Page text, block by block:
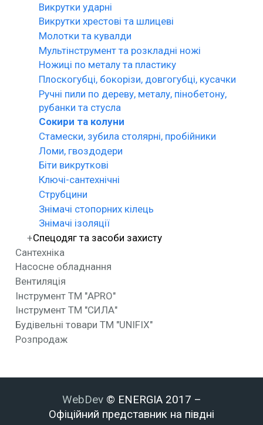
Викрутки ударні
Викрутки хрестові та шлицеві
Молотки та кувалди
Мультінструмент та розкладні ножі
Ножиці по металу та пластику
Плоскогубці, бокорізи, довгогубці, кусачки
Ручні пили по дереву, металу, пінобетону,
рубанки та стусла
Сокири та колуни
Стамески, зубила столярні, пробійники
Ломи, гвоздодери
Біти викруткові
Ключі-сантехнічні
Струбцини
Знімачі стопорних кілець
Знімачі ізоляції
Спецодяг та засоби захисту
Сантехніка
Насосне обладнання
Вентиляція
Інструмент ТМ "APRO"
Інструмент ТМ "СИЛА"
Будівельні товари ТМ "UNIFIX"
Розпродаж
WebDev © ENERGIA 2017 –
Офіційний представник на півдні